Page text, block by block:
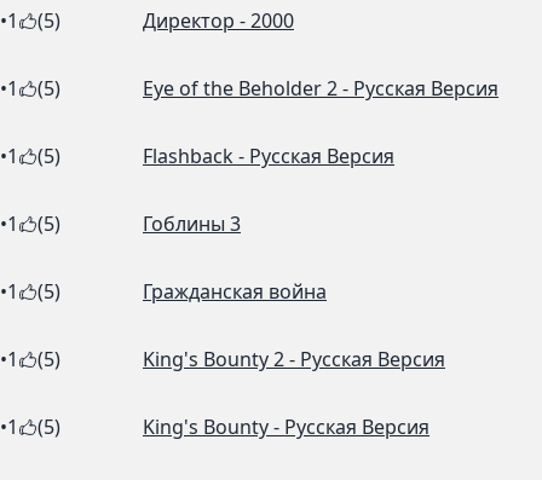
•1 (5) Директор - 2000
•1 (5) Eye of the Beholder 2 - Русская Версия
•1 (5) Flashback - Русская Версия
•1 (5) Гоблины 3
•1 (5) Гражданская война
•1 (5) King's Bounty 2 - Русская Версия
•1 (5) King's Bounty - Русская Версия